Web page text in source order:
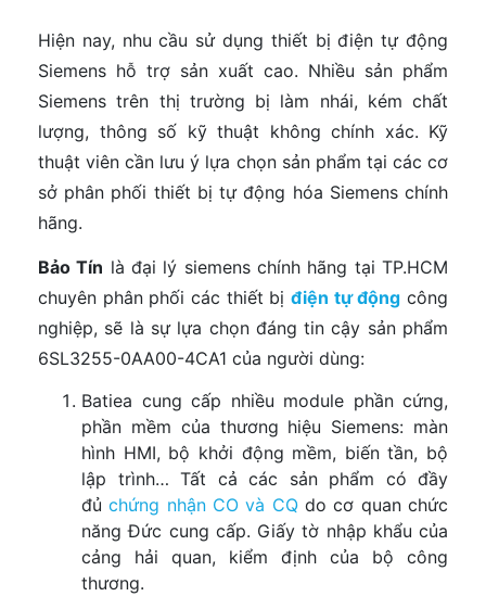
Hiện nay, nhu cầu sử dụng thiết bị điện tự động
Siemens hỗ trợ sản xuất cao. Nhiều sản phẩm
Siemens trên thị trường bị làm nhái, kém chất
lượng, thông số kỹ thuật không chính xác. Kỹ
thuật viên cần lưu ý lựa chọn sản phẩm tại các cơ
sở phân phối thiết bị tự động hóa Siemens chính
hãng.
Bảo Tín là đại lý siemens chính hãng tại TP.HCM
chuyên phân phối các thiết bị điện tự động công
nghiệp, sẽ là sự lựa chọn đáng tin cậy sản phẩm
6SL3255-0AA00-4CA1 của người dùng:
Batiea cung cấp nhiều module phần cứng,
phần mềm của thương hiệu Siemens: màn
hình HMI, bộ khởi động mềm, biến tần, bộ
lập trình… Tất cả các sản phẩm có đầy
đủchứng nhận CO và CQdo cơ quan chức
năng Đức cung cấp. Giấy tờ nhập khẩu của
cảng hải quan, kiểm định của bộ công
thương.